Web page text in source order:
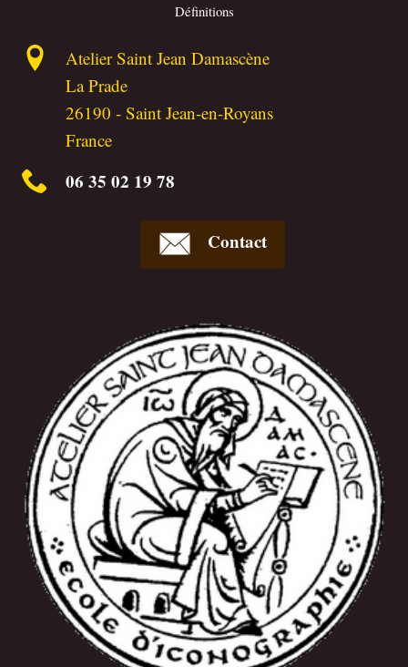
Définitions
Atelier Saint Jean Damascène
La Prade
26190 -Saint Jean-en-Royans
France
06 35 02 19 78
Contact